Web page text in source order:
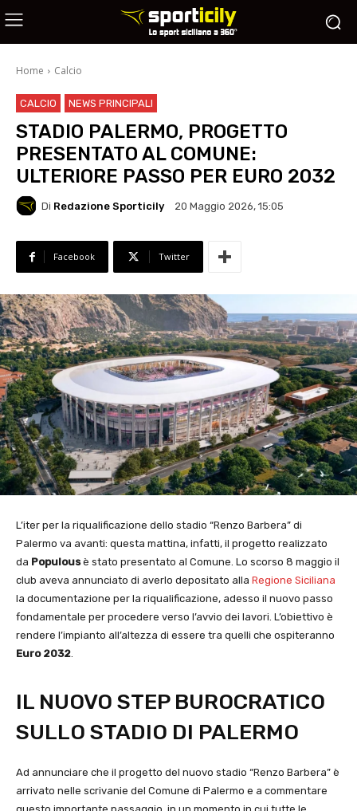
Home Calcio
CALCIO NEWS PRINCIPALI
STADIO PALERMO, PROGETTO
PRESENTATO AL COMUNE:
ULTERIORE PASSO PER EURO 2032
Di Redazione Sporticily 20 Maggio 2026, 15:05
Facebook Twitter
L’iter per la riqualificazione dello stadio “Renzo Barbera” di
Palermo va avanti: questa mattina, infatti, il progetto realizzato
da Populousè stato presentato al Comune. Lo scorso 8 maggio il
club aveva annunciato di averlo depositato alla Regione Siciliana
la documentazione per la riqualificazione, adesso il nuovo passo
fondamentale per procedere verso l’avvio dei lavori. L’obiettivo è
rendere l’impianto all’altezza di essere tra quelli che ospiteranno
Euro 2032.
IL NUOVO STEP BUROCRATICO
SULLO STADIO DI PALERMO
Ad annunciare che il progetto del nuovo stadio “Renzo Barbera” è
arrivato nelle scrivanie del Comune di Palermo e a commentare